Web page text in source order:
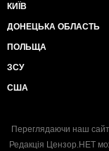
КИЇВ
ДОНЕЦЬКА ОБЛАСТЬ
ПОЛЬЩА
ЗСУ
США
Переглядаючи наш
Редакція Цензор.НЕТ